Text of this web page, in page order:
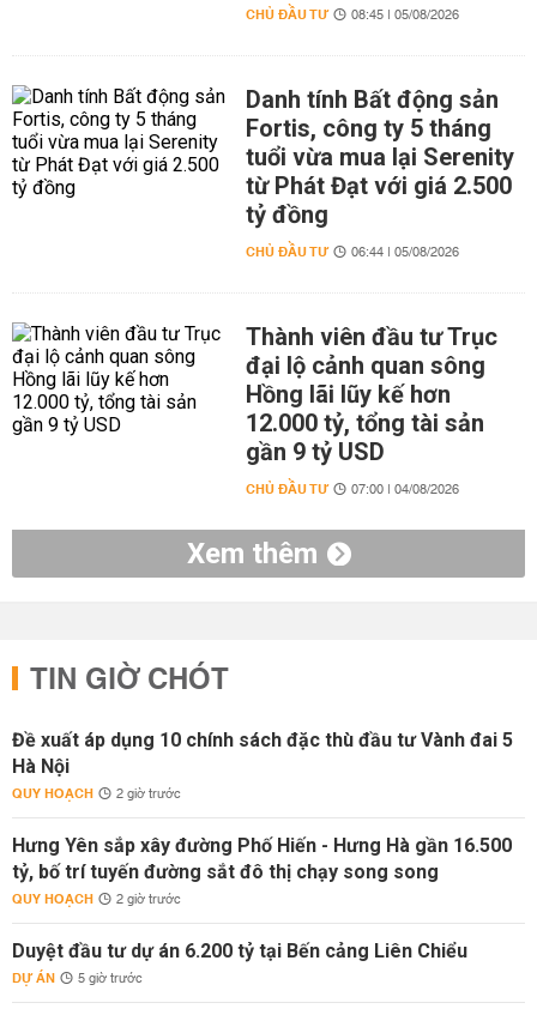
CHỦ ĐẦU TƯ 08:45 | 05/08/2026
Danh tính Bất động sản
Fortis, công ty 5 tháng
tuổi vừa mua lại Serenity
từ Phát Đạt với giá 2.500
tỷ đồng
CHỦ ĐẦU TƯ 06:44 | 05/08/2026
Thành viên đầu tư Trục
đại lộ cảnh quan sông
Hồng lãi lũy kế hơn
12.000 tỷ, tổng tài sản
gần 9 tỷ USD
CHỦ ĐẦU TƯ 07:00 | 04/08/2026
Xem thêm
TIN GIỜ CHÓT
Đề xuất áp dụng 10 chính sách đặc thù đầu tư Vành đai 5
Hà Nội
QUY HOẠCH 2 giờ trước
Hưng Yên sắp xây đường Phố Hiến - Hưng Hà gần 16.500
tỷ, bố trí tuyến đường sắt đô thị chạy song song
QUY HOẠCH 2 giờ trước
Duyệt đầu tư dự án 6.200 tỷ tại Bến cảng Liên Chiểu
DỰ ÁN 5 giờ trước